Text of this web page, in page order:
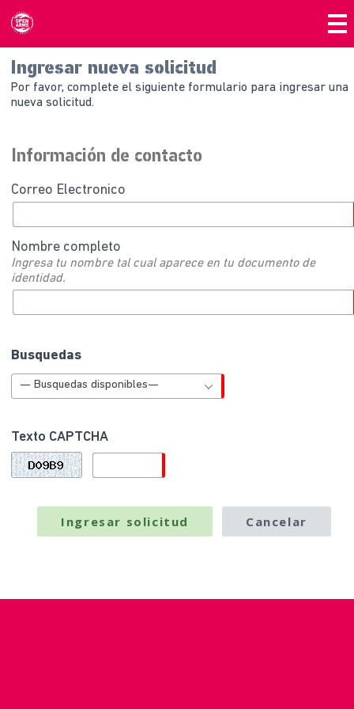
Ingresar nueva solicitud
Por favor, complete el siguiente formulario para ingresar una
nueva solicitud.
Información de contacto
Correo Electronico
Nombre completo
Ingresa tu nombre tal cual aparece en tu documento de
identidad.
Busquedas
— Busquedas disponibles—
Texto CAPTCHA